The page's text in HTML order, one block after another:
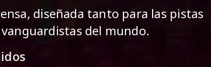
diseñada tanto para las pistas
del mundo.